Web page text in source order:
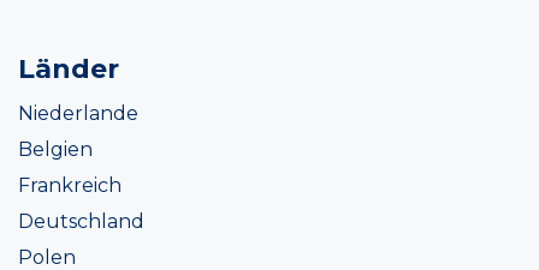
Länder
Niederlande
Belgien
Frankreich
Deutschland
Polen